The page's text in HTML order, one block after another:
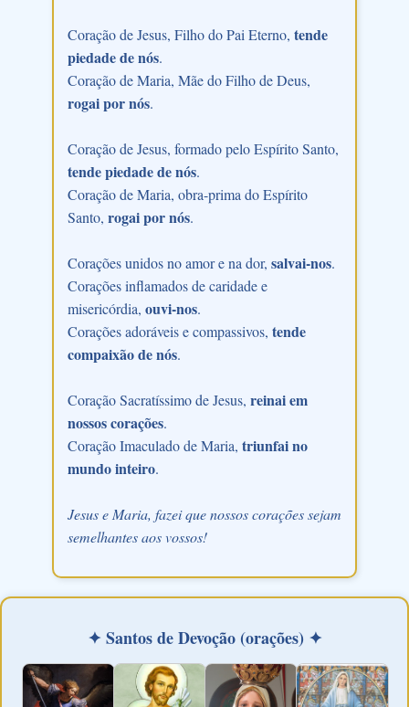
Coração de Jesus, Filho do Pai Eterno, tende
piedade de nós.
Coração de Maria, Mãe do Filho de Deus,
rogai por nós.
Coração de Jesus, formado pelo Espírito Santo,
tende piedade de nós.
Coração de Maria, obra-prima do Espírito
Santo, rogai por nós.
Corações unidos no amor e na dor, salvai-nos.
Corações inflamados de caridade e
misericórdia, ouvi-nos.
Corações adoráveis e compassivos, tende
compaixão de nós.
Coração Sacratíssimo de Jesus, reinai em
nossos corações.
Coração Imaculado de Maria, triunfai no
mundo inteiro.
Jesus e Maria, fazei que nossos corações sejam
semelhantes aos vossos!
✦ Santos de Devoção (orações) ✦